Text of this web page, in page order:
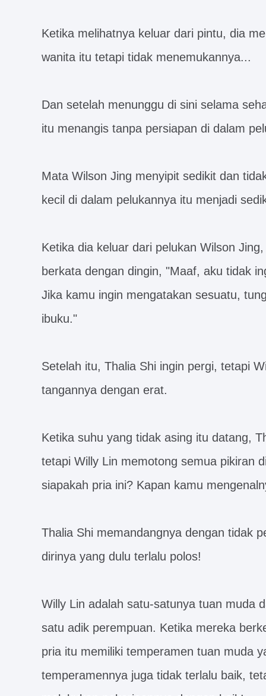
Ketika melihatnya keluar dari pintu, dia
wanita itu tetapi tidak menemukannya...
Dan setelah menunggu di sini selama
itu menangis tanpa persiapan di dalam
Mata Wilson Jing menyipit sedikit dan
kecil di dalam pelukannya itu menjadi
Ketika dia keluar dari pelukan Wilson
berkata dengan dingin, "Maaf, aku tidak
Jika kamu ingin mengatakan sesuatu,
ibuku."
Setelah itu, Thalia Shi ingin pergi, tetapi
tangannya dengan erat.
Ketika suhu yang tidak asing itu datang,
tetapi Willy Lin memotong semua pikiran
siapakah pria ini? Kapan kamu
Thalia Shi memandangnya dengan tidak
dirinya yang dulu terlalu polos!
Willy Lin adalah satu-satunya tuan muda
satu adik perempuan. Ketika mereka
pria itu memiliki temperamen tuan muda
temperamennya juga tidak terlalu baik,